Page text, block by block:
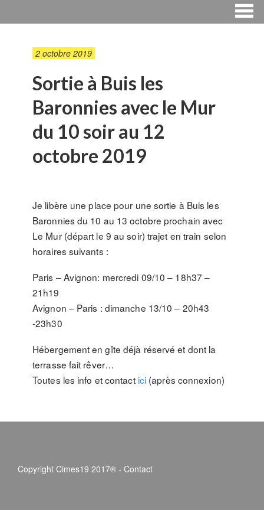
2 octobre 2019
Sortie à Buis les
Baronnies avec le Mur
du 10 soir au 12
octobre 2019
Je libère une place pour une sortie à Buis les
Baronnies du 10 au 13 octobre prochain avec
Le Mur (départ le 9 au soir) trajet en train selon
horaires suivants :
Paris – Avignon: mercredi 09/10 – 18h37 –
21h19
Avignon – Paris : dimanche 13/10 – 20h43
-23h30
Hébergement en gîte déjà réservé et dont la
terrasse fait rêver…
Toutes les info et contact ici (après connexion)
Copyright Cimes19 2017® - Contact